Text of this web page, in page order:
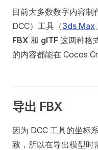
目前大多数数字内容制
DCC）工具（3ds Max、
FBX 和 glTF 这两种格
的内容都能在 Cocos
导出 FBX
因为 DCC 工具的坐标
致，所以在导出模型时